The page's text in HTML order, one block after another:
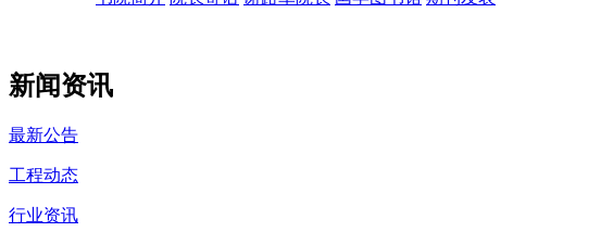
新闻资讯
最新公告
工程动态
行业资讯